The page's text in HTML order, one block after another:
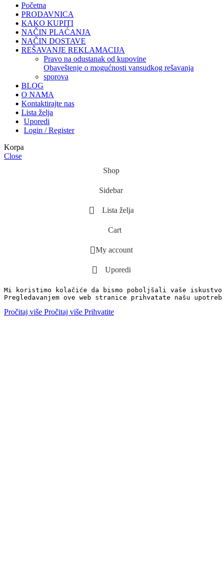
Početna
PRODAVNICA
KAKO KUPITI
NAČIN PLAĆANJA
NAČIN DOSTAVE
REŠAVANJE REKLAMACIJA
pravo na odustanak od kupovine
obaveštenje o mogućnosti vansudkog rešavanja
sporova
BLOG
O NAMA
Kontaktirajte nas
Lista želja
Uporedi
Login / Register
Korpa
Close
Shop
Sidebar
Lista želja
Cart
My account
Uporedi
Mi koristimo kolačiće da bismo poboljšali vaše
Pregledavanjem ove web stranice prihvatate našu
Pročitaj više Pročitaj više Prihvatite